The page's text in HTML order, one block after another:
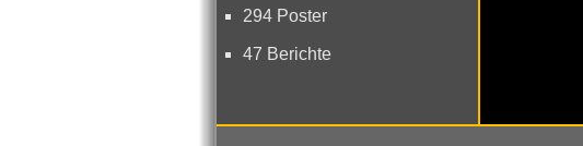
294 Poster
47 Berichte